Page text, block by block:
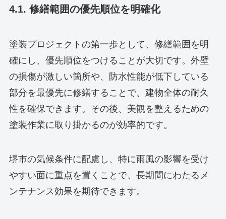
4.1. 修繕範囲の優先順位を明確化
塗装プロジェクトの第一歩として、修繕範囲を明
確にし、優先順位をつけることが大切です。外壁
の損傷が激しい箇所や、防水性能が低下している
部分を最優先に修繕することで、建物全体の耐久
性を確保できます。その後、美観を整えるための
塗装作業に取り掛かるのが効率的です。
堺市の気候条件に配慮し、特に雨風の影響を受け
やすい面に重点を置くことで、長期間にわたるメ
ンテナンス効果を期待できます。